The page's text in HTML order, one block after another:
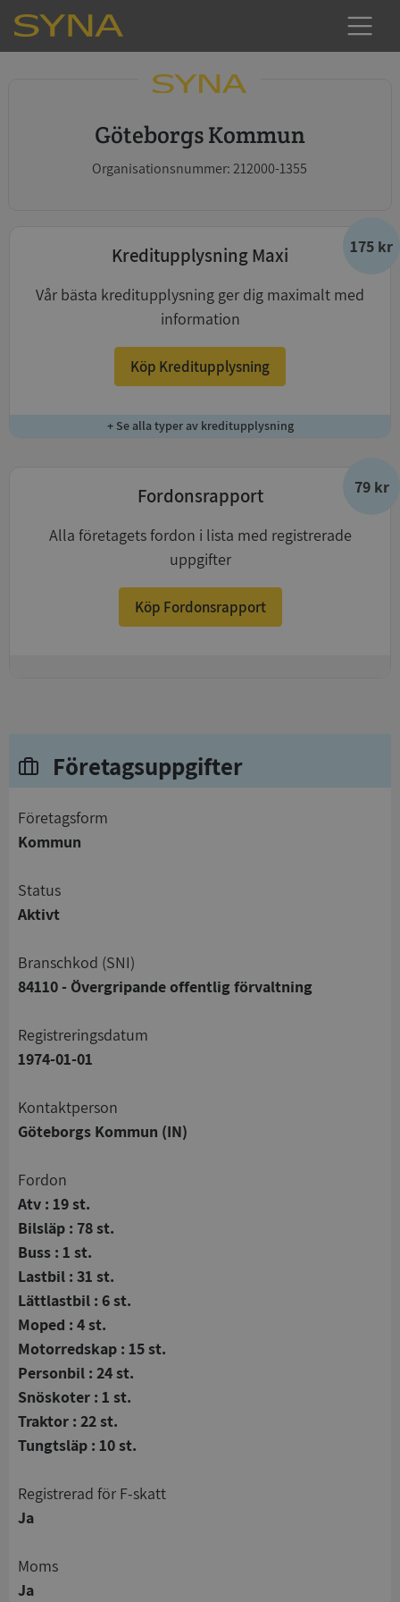
Göteborgs Kommun
Organisationsnummer: 212000-1355
175 kr
Kreditupplysning Maxi
Vår bästa kreditupplysning ger dig maximalt med
information
Köp Kreditupplysning
+ Se alla typer av kreditupplysning
79 kr
Fordonsrapport
Alla företagets fordon i lista med registrerade
uppgifter
Köp Fordonsrapport
Företagsuppgifter
företagsform
Kommun
status
Aktivt
branschkod (SNI)
84110 - Övergripande offentlig förvaltning
registreringsdatum
1974-01-01
Kontaktperson
Göteborgs Kommun (IN)
Fordon
Atv : 19 st.
Bilsläp : 78 st.
Buss : 1 st.
Lastbil : 31 st.
Lättlastbil : 6 st.
Moped : 4 st.
Motorredskap : 15 st.
Personbil : 24 st.
Snöskoter : 1 st.
Traktor : 22 st.
Tungtsläp : 10 st.
registrerad för F-skatt
Ja
Moms
Ja